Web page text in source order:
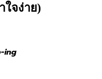
ใจง่าย)
ing